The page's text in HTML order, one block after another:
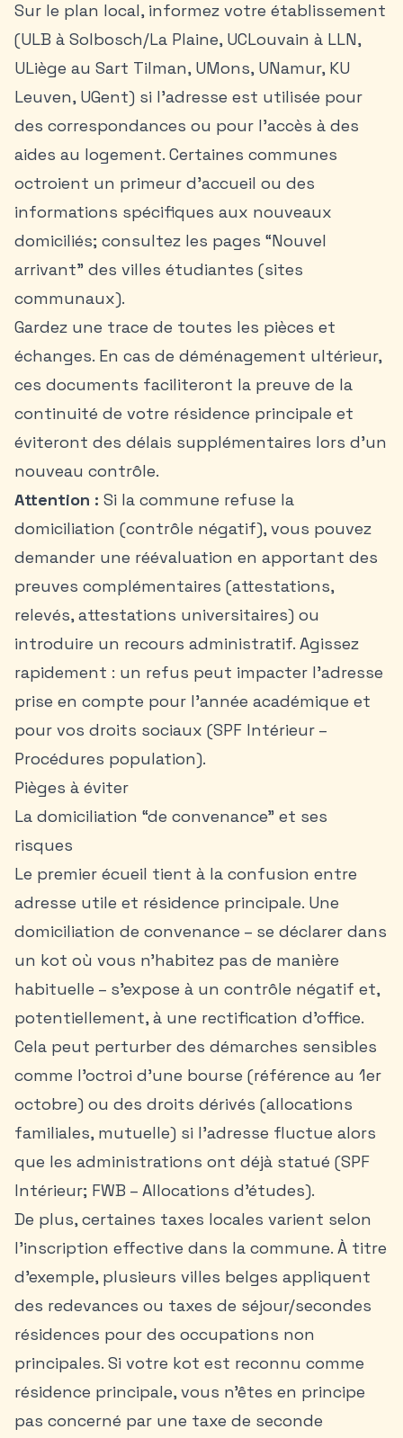
Sur le plan local, informez votre établissement
(ULB à Solbosch/La Plaine, UCLouvain à LLN,
ULiège au Sart Tilman, UMons, UNamur, KU
Leuven, UGent) si l’adresse est utilisée pour
des correspondances ou pour l’accès à des
aides au logement. Certaines communes
octroient un primeur d’accueil ou des
informations spécifiques aux nouveaux
domiciliés; consultez les pages “Nouvel
arrivant” des villes étudiantes (sites
communaux).
Gardez une trace de toutes les pièces et
échanges. En cas de déménagement ultérieur,
ces documents faciliteront la preuve de la
continuité de votre résidence principale et
éviteront des délais supplémentaires lors d’un
nouveau contrôle.
Attention : Si la commune refuse la
domiciliation (contrôle négatif), vous pouvez
demander une réévaluation en apportant des
preuves complémentaires (attestations,
relevés, attestations universitaires) ou
introduire un recours administratif. Agissez
rapidement : un refus peut impacter l’adresse
prise en compte pour l’année académique et
pour vos droits sociaux (SPF Intérieur –
Procédures population).
Pièges à éviter
La domiciliation “de convenance” et ses
risques
Le premier écueil tient à la confusion entre
adresse utile et résidence principale. Une
domiciliation de convenance – se déclarer dans
un kot où vous n’habitez pas de manière
habituelle – s’expose à un contrôle négatif et,
potentiellement, à une rectification d’office.
Cela peut perturber des démarches sensibles
comme l’octroi d’une bourse (référence au 1er
octobre) ou des droits dérivés (allocations
familiales, mutuelle) si l’adresse fluctue alors
que les administrations ont déjà statué (SPF
Intérieur; FWB – Allocations d’études).
De plus, certaines taxes locales varient selon
l’inscription effective dans la commune. À titre
d’exemple, plusieurs villes belges appliquent
des redevances ou taxes de séjour/secondes
résidences pour des occupations non
principales. Si votre kot est reconnu comme
résidence principale, vous n’êtes en principe
pas concerné par une taxe de seconde